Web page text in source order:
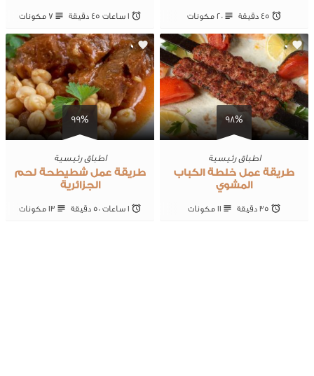
45 ‎دقيقة 20 ‎مكونات 1 ساعات 45 ‎دقيقة 7 ‎مكونات
98%
0
اطباق رئيسية
طريقة عمل خلطة الكباب
المشوي
35 ‎دقيقة 11 ‎مكونات
99%
0
اطباق رئيسية
طريقة عمل شطيطحة لحم
الجزائرية
1 ساعات 50 ‎دقيقة 13 ‎مكونات